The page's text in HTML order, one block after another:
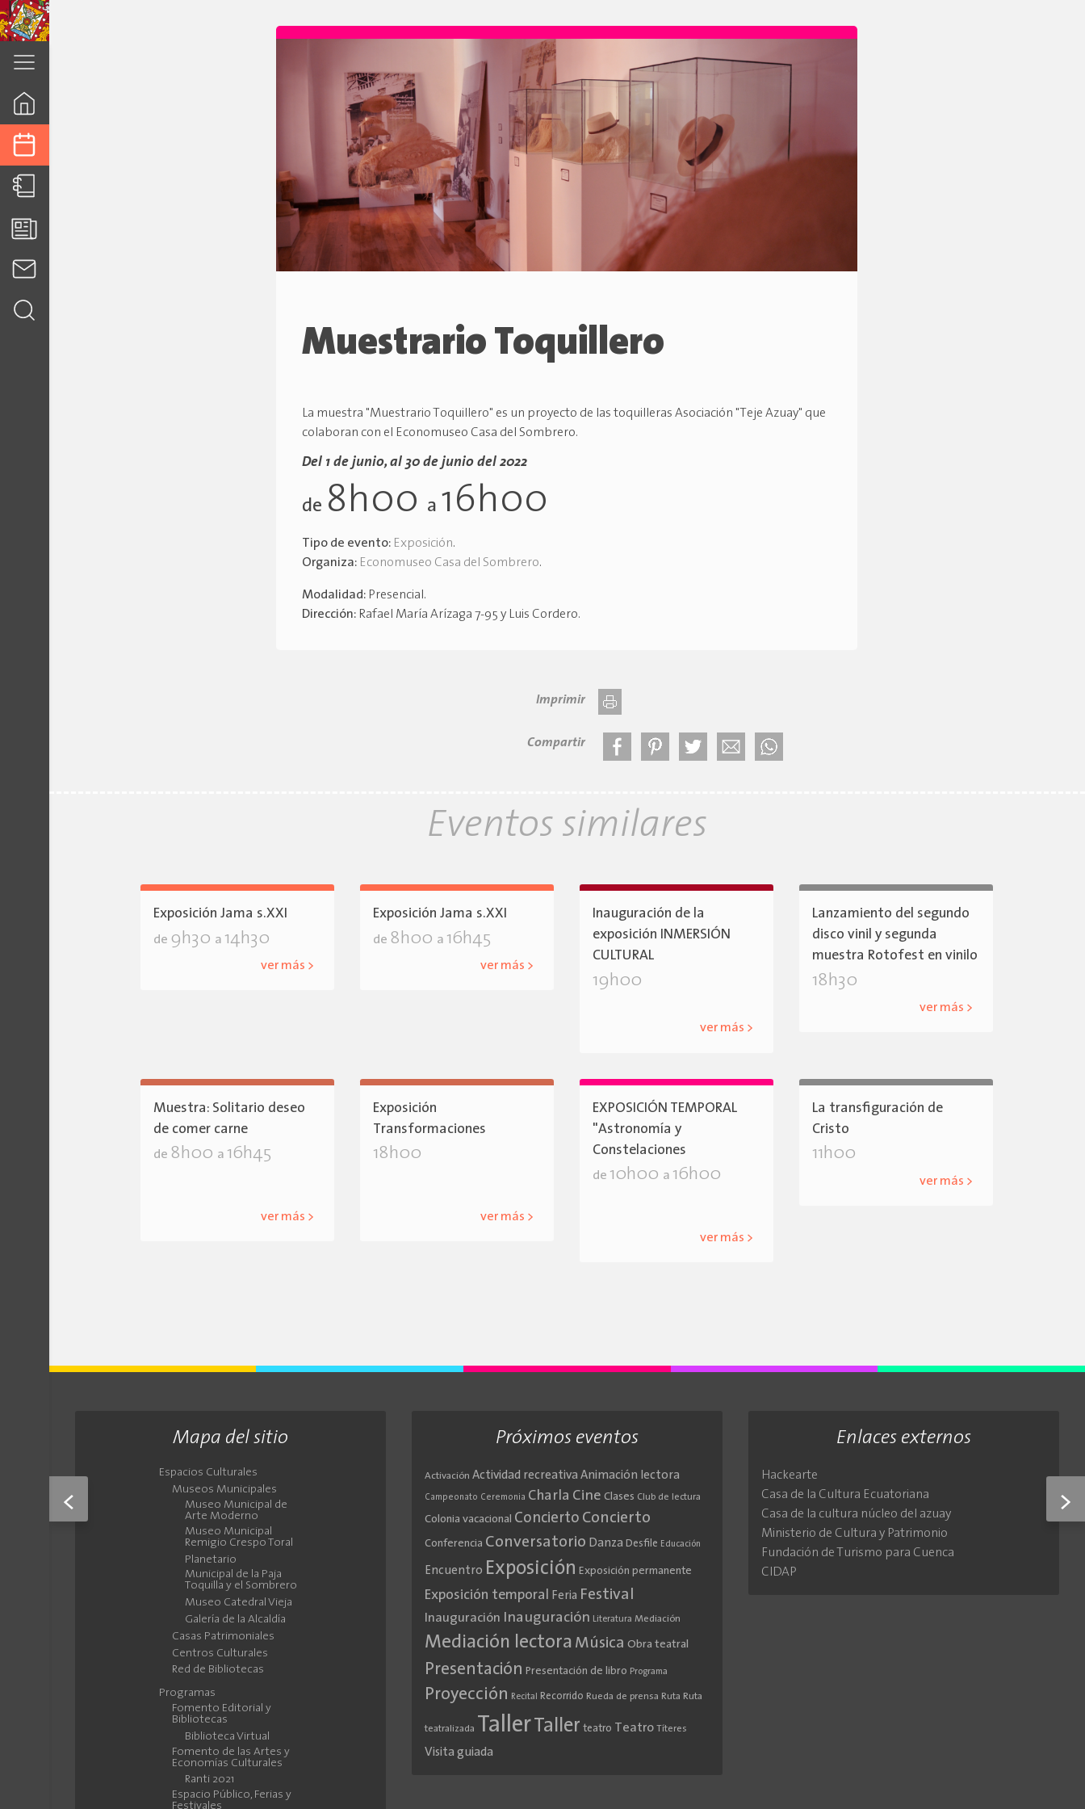
Muestrario Toquillero
La muestra "Muestrario Toquillero" es un proyecto de las toquilleras Asociación "Teje Azuay" que
colaboran con el Economuseo Casa del Sombrero.
Del 1 de junio, al 30 de junio del 2022
de 8h00 a 16h00
Tipo de evento: Exposición.
Organiza: Economuseo Casa del Sombrero.
Modalidad: Presencial.
Dirección: Rafael María Arízaga 7-95 y Luis Cordero.
Imprimir
Compartir
< >
Eventos similares
Exposición Jama s.XXI
de 9h30 a 14h30
ver más >
Exposición Jama s.XXI
de 8h00 a 16h45
ver más >
Inauguración de la
exposición INMERSIÓN
CULTURAL
19h00
ver más >
Lanzamiento del segundo
disco vinil y segunda
muestra Rotofest en vinilo
18h30
ver más >
Muestra: Solitario deseo
de comer carne
de 8h00 a 16h45
ver más >
Exposición
Transformaciones
18h00
ver más >
EXPOSICIÓN TEMPORAL
"Astronomía y
Constelaciones
de 10h00 a 16h00
ver más >
La transfiguración de
Cristo
11h00
ver más >
Mapa del sitio
Espacios Culturales
Museos Municipales
Museo Municipal de
Arte Moderno
Museo Municipal
Remigio Crespo Toral
Planetario
Municipal de la Paja
Toquilla y el Sombrero
Museo Catedral Vieja
Galería de la Alcaldía
Casas Patrimoniales
Centros Culturales
Red de Bibliotecas
Programas
Fomento Editorial y
Bibliotecas
Biblioteca Virtual
Fomento de las Artes y
Economías Culturales
Ranti 2021
Espacio Público, Ferias y
Festivales
Próximos eventos
Activación Actividad recreativa Animación lectora
Campeonato Ceremonia Charla Cine Clases Club de lectura
Colonia vacacional Concierto Concierto
Conferencia Conversatorio Danza Desfile Educación
Encuentro Exposición Exposición permanente
Exposición temporal Feria Festival
Inauguración Inauguración Literatura Mediación
Mediación lectora Música Obra teatral
Presentación Presentación de libro Programa
Proyección Recital Recorrido Rueda de prensa Ruta Ruta
teatralizada Taller Taller teatro Teatro Títeres
Visita guiada
Enlaces externos
Hackearte
Casa de la Cultura Ecuatoriana
Casa de la cultura núcleo del azuay
Ministerio de Cultura y Patrimonio
Fundación de Turismo para Cuenca
CIDAP